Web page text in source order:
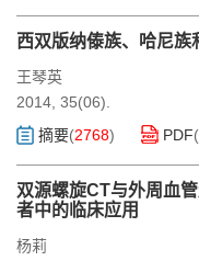
西双版纳傣族、哈尼族
王琴英
2014, 35(06).
摘要(2768) PDF(
双源螺旋CT与外周血
者中的临床应用
杨莉